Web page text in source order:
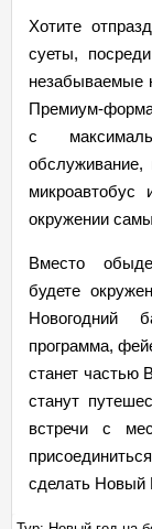
Хотите
суеты,
незабываемые
Премиум-
с
обслуживание,
микроавтобус
окружении
Вместо
будете
Новогодний
программа,
станет частью
станут
встречи с
сделать Новый